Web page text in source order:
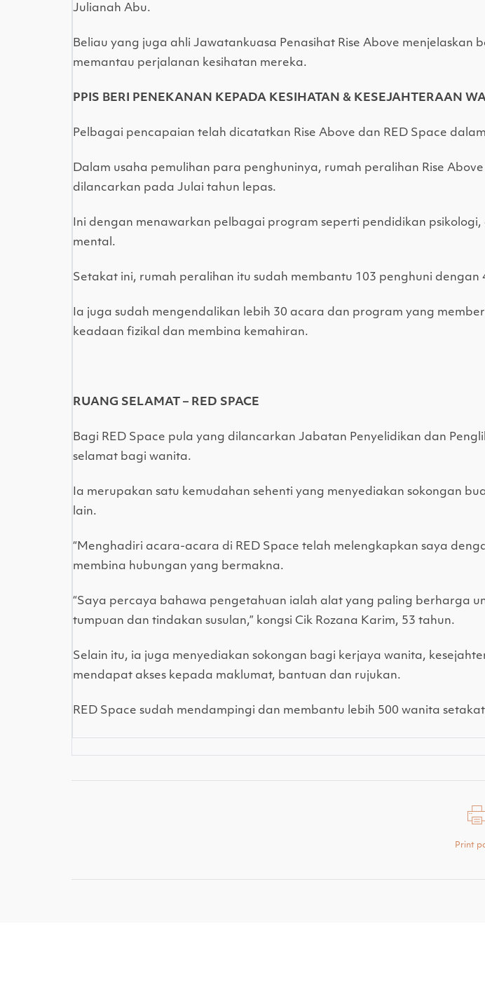
Julianah Abu.
Beliau yang juga ahli Jawatankuasa Penasihat Rise Above menjelaskan
memantau perjalanan kesihatan mereka.
PPIS BERI PENEKANAN KEPADA KESIHATAN & KESEJAHTERAAN
Pelbagai pencapaian telah dicatatkan Rise Above dan RED Space
Dalam usaha pemulihan para penghuninya, rumah peralihan Rise
dilancarkan pada Julai tahun lepas.
Ini dengan menawarkan pelbagai program seperti pendidikan
mental.
Setakat ini, rumah peralihan itu sudah membantu 103 penghuni
Ia juga sudah mengendalikan lebih 30 acara dan program yang
keadaan fizikal dan membina kemahiran.
RUANG SELAMAT – RED SPACE
Bagi RED Space pula yang dilancarkan Jabatan Penyelidikan dan
selamat bagi wanita.
Ia merupakan satu kemudahan sehenti yang menyediakan sokongan
lain.
“Menghadiri acara-acara di RED Space telah melengkapkan saya
membina hubungan yang bermakna.
“Saya percaya bahawa pengetahuan ialah alat yang paling berharga
tumpuan dan tindakan susulan,” kongsi Cik Rozana Karim, 53 tahun.
Selain itu, ia juga menyediakan sokongan bagi kerjaya wanita,
mendapat akses kepada maklumat, bantuan dan rujukan.
RED Space sudah mendampingi dan membantu lebih 500 wanita
Print